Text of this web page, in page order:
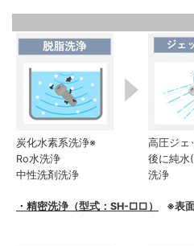
炭化水素系洗浄※
Ro水洗浄
中性洗剤洗浄
高圧ジェ
後に純
洗浄
・精密洗浄（型式：SH-□□） ※表